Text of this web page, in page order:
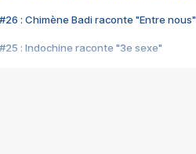
#26 : Chimène Badi raconte "Entre nous"
#25 : Indochine raconte "3e sexe"